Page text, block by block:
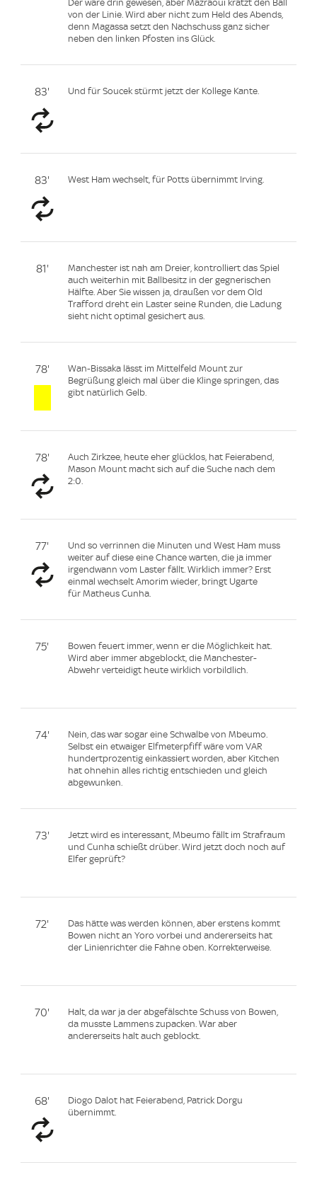
Der wäre drin gewesen, aber Mazraoui kratzt den Ball
von der Linie. Wird aber nicht zum Held des Abends,
denn Magassa setzt den Nachschuss ganz sicher
neben den linken Pfosten ins Glück.
83' Und für Soucek stürmt jetzt der Kollege Kante.
83' West Ham wechselt, für Potts übernimmt Irving.
81'
Manchester ist nah am Dreier, kontrolliert das Spiel
auch weiterhin mit Ballbesitz in der gegnerischen
Hälfte. Aber Sie wissen ja, draußen vor dem Old
Trafford dreht ein Laster seine Runden, die Ladung
sieht nicht optimal gesichert aus.
78'
Wan-Bissaka lässt im Mittelfeld Mount zur
Begrüßung gleich mal über die Klinge springen, das
gibt natürlich Gelb.
78'
Auch Zirkzee, heute eher glücklos, hat Feierabend,
Mason Mount macht sich auf die Suche nach dem
2:0.
77'
Und so verrinnen die Minuten und West Ham muss
weiter auf diese eine Chance warten, die ja immer
irgendwann vom Laster fällt. Wirklich immer? Erst
einmal wechselt Amorim wieder, bringt Ugarte
für Matheus Cunha.
75'
Bowen feuert immer, wenn er die Möglichkeit hat.
Wird aber immer abgeblockt, die Manchester-
Abwehr verteidigt heute wirklich vorbildlich.
74'
Nein, das war sogar eine Schwalbe von Mbeumo.
Selbst ein etwaiger Elfmeterpfiff wäre vom VAR
hundertprozentig einkassiert worden, aber Kitchen
hat ohnehin alles richtig entschieden und gleich
abgewunken.
73'
Jetzt wird es interessant, Mbeumo fällt im Strafraum
und Cunha schießt drüber. Wird jetzt doch noch auf
Elfer geprüft?
72'
Das hätte was werden können, aber erstens kommt
Bowen nicht an Yoro vorbei und andererseits hat
der Linienrichter die Fahne oben. Korrekterweise.
70'
Halt, da war ja der abgefälschte Schuss von Bowen,
da musste Lammens zupacken. War aber
andererseits halt auch geblockt.
68'
Diogo Dalot hat Feierabend, Patrick Dorgu
übernimmt.